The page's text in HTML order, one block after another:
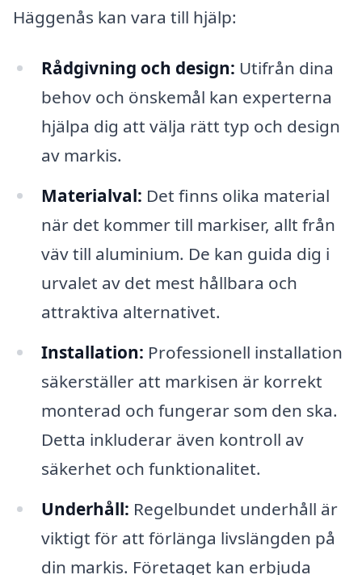
Häggenås kan vara till hjälp:
Rådgivning och design: Utifrån dina
behov och önskemål kan experterna
hjälpa dig att välja rätt typ och design
av markis.
Materialval: Det finns olika material
när det kommer till markiser, allt från
väv till aluminium. De kan guida dig i
urvalet av det mest hållbara och
attraktiva alternativet.
Installation: Professionell installation
säkerställer att markisen är korrekt
monterad och fungerar som den ska.
Detta inkluderar även kontroll av
säkerhet och funktionalitet.
Underhåll: Regelbundet underhåll är
viktigt för att förlänga livslängden på
din markis. Företaget kan erbjuda